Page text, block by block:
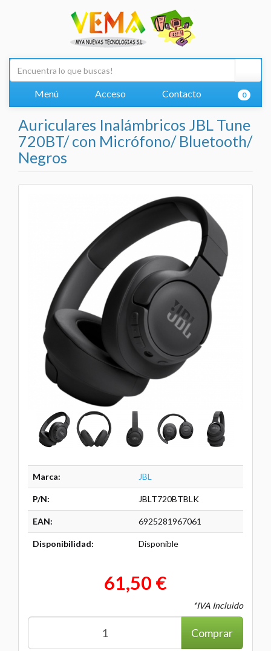
Menú Acceso Contacto 0
Auriculares Inalámbricos JBL Tune
720BT/ con Micrófono/ Bluetooth/
Negros
Marca: JBL
P/N: JBLT720BTBLK
EAN: 6925281967061
Disponibilidad: Disponible
61,50 €
*IVA Incluido
Comprar